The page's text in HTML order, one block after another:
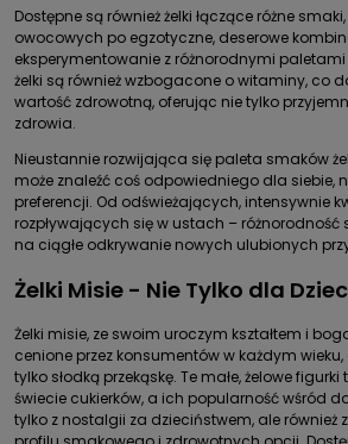
Dostępne są również żelki łączące różne
owocowych po egzotyczne, deserowe
eksperymentowanie z różnorodnymi
żelki są również wzbogacone o witaminy, co
wartość zdrowotną, oferując nie tylko
zdrowia.
Nieustannie rozwijająca się paleta smaków
może znaleźć coś odpowiedniego dla siebie,
preferencji. Od odświeżających, intensywnie
rozpływających się w ustach – różnorodność
na ciągłe odkrywanie nowych ulubionych
Żelki Misie - Nie Tylko dla
Żelki misie, ze swoim uroczym kształtem i
cenione przez konsumentów w każdym
tylko słodką przekąskę. Te małe, żelowe
świecie cukierków, a ich popularność wśród
tylko z nostalgii za dzieciństwem, ale również